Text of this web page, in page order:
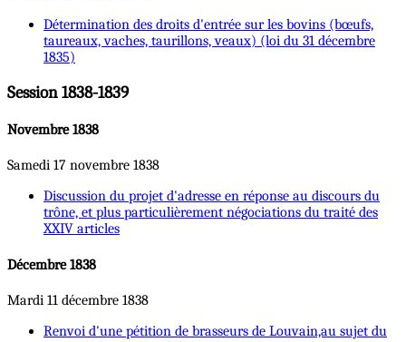
Détermination des droits d'entrée sur les bovins (bœufs,
taureaux, vaches, taurillons, veaux) (loi du 31 décembre
1835)
Session 1838-1839
Novembre 1838
Samedi 17 novembre 1838
Discussion du projet d'adresse en réponse au discours du
trône, et plus particulièrement négociations du traité des
XXIV articles
Décembre 1838
Mardi 11 décembre 1838
Renvoi d'une pétition de brasseurs de Louvain,au sujet du